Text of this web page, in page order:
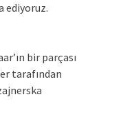
ediyoruz.
bir parçası
tarafından